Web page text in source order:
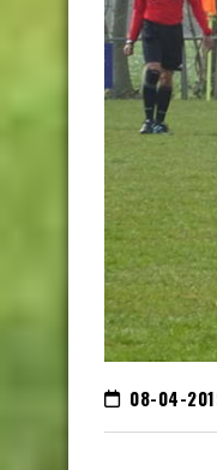
08-04-